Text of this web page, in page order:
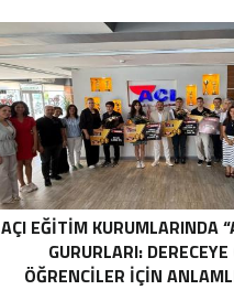
AÇI EĞİTİM KURUMLARINDA
GURURLARI:
ÖĞRENCILER İÇIN